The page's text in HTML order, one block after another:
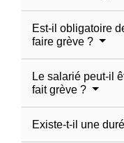
Est-il obligatoire
faire grève ?
Le salarié peut-il
fait grève ?
Existe-t-il une